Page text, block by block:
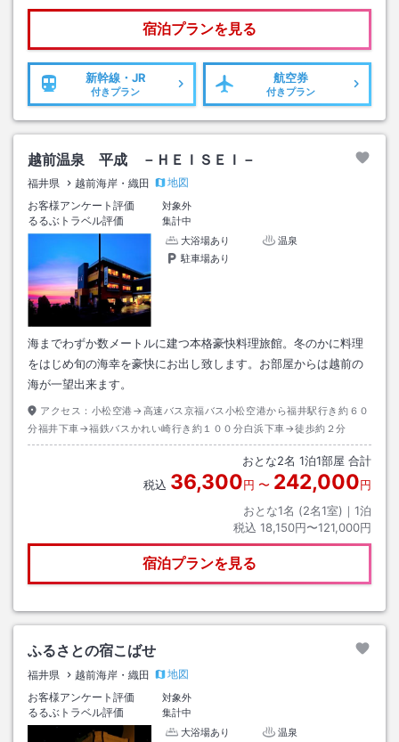
宿泊プランを見る
新幹線・JR
付きプラン
航空券
付きプラン
越前温泉 平成 －ＨＥＩＳＥＩ－
福井県 越前海岸・織田
地図
お客様アンケート評価
対象外
るるぶトラベル評価
集計中
大浴場あり
温泉
駐車場あり
海までわずか数メートルに建つ本格豪快料理旅館。冬のかに料理
をはじめ旬の海幸を豪快にお出し致します。お部屋からは越前の
海が一望出来ます。
アクセス： 小松空港→高速バス京福バス小松空港から福井駅行き約６０
分福井下車→福鉄バスかれい崎行き約１００分白浜下車→徒歩約２分
おとな2名 1泊1部屋 合計
税込 36,300円 〜 242,000円
おとな1名 (2名1室)｜ 1泊
税込 18,150円〜121,000円
宿泊プランを見る
ふるさとの宿こばせ
福井県 越前海岸・織田
地図
お客様アンケート評価
対象外
るるぶトラベル評価
集計中
大浴場あり
温泉